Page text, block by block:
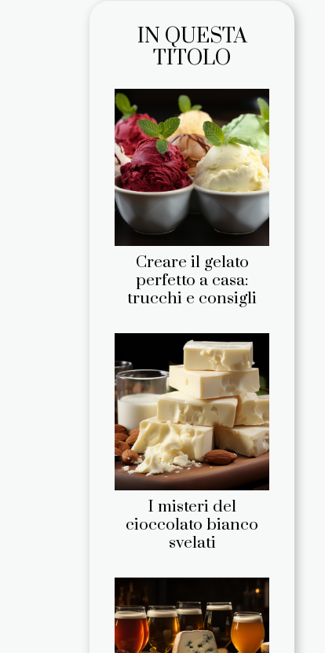
IN QUESTA
TITOLO
Creare il gelato
perfetto a casa:
trucchi e consigli
I misteri del
cioccolato bianco
svelati